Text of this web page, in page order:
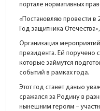
портале нормативных
«Постановляю провести
Год защитника
Организация
президента. Ей поручено
которые займутся
событий в рамках года.
Этот год станет данью
сражался за Родину в
нынешним героям –